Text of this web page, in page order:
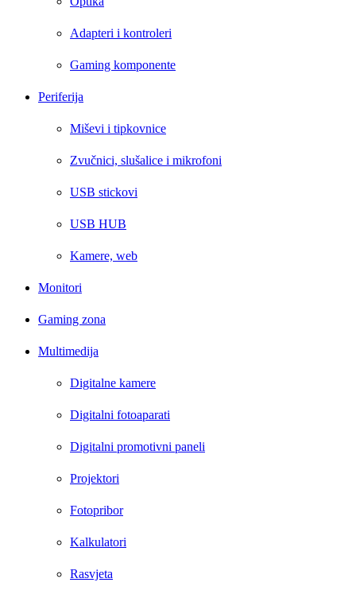
Adapteri i kontroleri
Gaming komponente
Periferija
Miševi i tipkovnice
Zvučnici, slušalice i mikrofoni
USB stickovi
USB HUB
Kamere, web
Monitori
Gaming zona
Multimedija
Digitalne kamere
Digitalni fotoaparati
Digitalni promotivni paneli
Projektori
Fotopribor
Kalkulatori
Rasvjeta